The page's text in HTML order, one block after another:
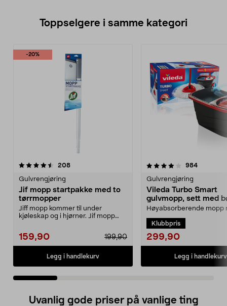
Toppselgere i samme kategori
-20%
208anmeldelser
Gulvrengjøring
Jif mopp startpakke med to
tørrmopper
Jiff mopp kommer til under
kjøleskap og i hjørner. Jif mopp
159,90 199,90
Legg i handlekurv
4.0 av 5 stjerner 984
Gulvrengjøring
Vileda Turbo Smart
gulvmopp, sett med
utvrider
Høyabsorberende mopp
Smart mopp med bøtte ...
Klubbpris
299,90
Legg i handlekurv
4.5 av 5 stjerner
Uvanlig gode priser på vanlige ting